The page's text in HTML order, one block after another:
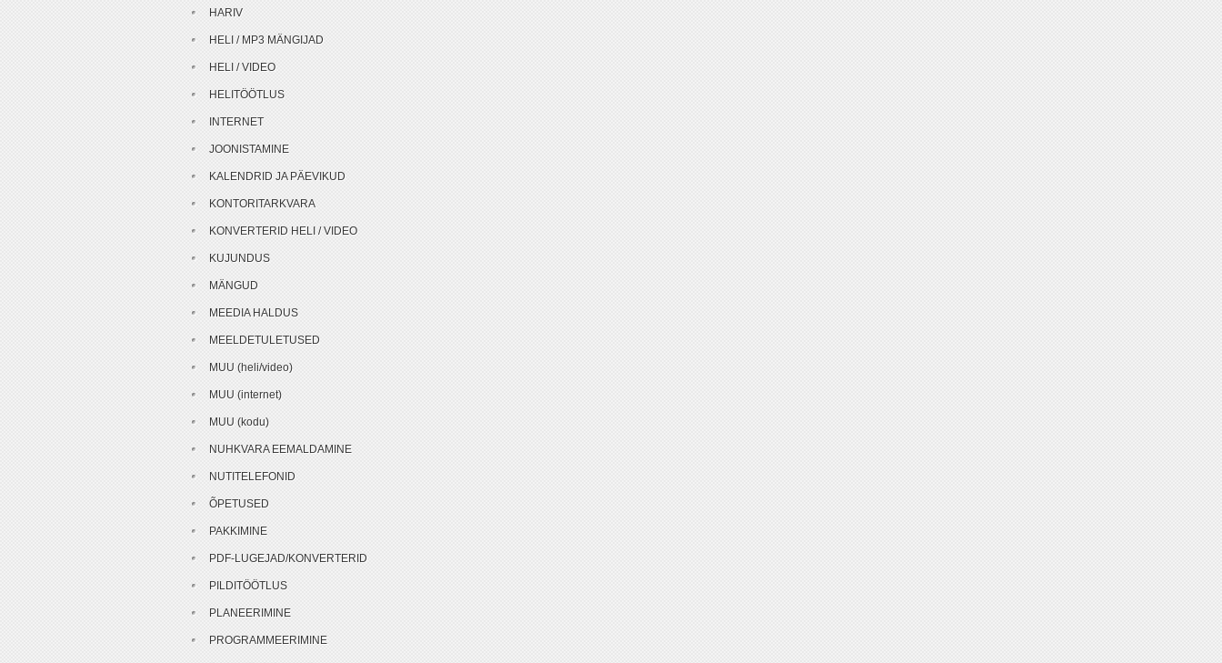
HARIV
HELI / MP3 MÄNGIJAD
HELI / VIDEO
HELITÖÖTLUS
INTERNET
JOONISTAMINE
KALENDRID JA PÄEVIKUD
KONTORITARKVARA
KONVERTERID HELI / VIDEO
KUJUNDUS
MÄNGUD
MEEDIA HALDUS
MEELDETULETUSED
MUU (heli/video)
MUU (internet)
MUU (kodu)
NUHKVARA EEMALDAMINE
NUTITELEFONID
ÕPETUSED
PAKKIMINE
PDF-LUGEJAD/KONVERTERID
PILDITÖÖTLUS
PLANEERIMINE
PROGRAMMEERIMINE